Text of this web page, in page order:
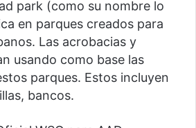
park (como su nombre lo
en parques creados para
Las acrobacias y
usando como base las
parques. Estos incluyen
bancos.